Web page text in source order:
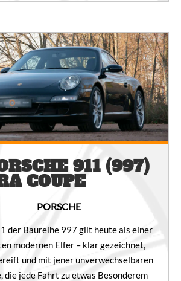
911 (997)
COUPE
PORSCHE
der Baureihe 997 gilt heute als einer
modernen Elfer – klar gezeichnet,
und mit jener unverwechselbaren
die jede Fahrt zu etwas Besonderem